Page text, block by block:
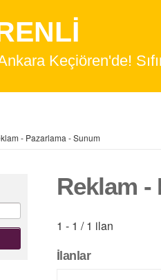
Keçiören'de!
- Pazarlama - Sunum
Reklam -
1 - 1 / 1 ilan
İlanlar